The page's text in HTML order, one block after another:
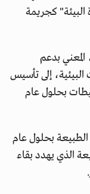
البيئة" كجريمة
المعني بدعم
البيئية، إلى تأسيس
والمحيطات بحلول عام
بحلول عام
الذي يهدد بقاء